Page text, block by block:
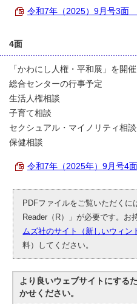
令和7年（2025）9月号3面
4面
「かわにし人権・平和展」を開催
総合センターの行事予定
生活人権相談
子育て相談
セクシュアル・マイノリティ相
保健相談
令和7年（2025年）9月号4
PDFファイルをご覧いただくに
Reader（R）」が必要です。お
ムズ社のサイト（新しいウィン
料）してください。
より良いウェブサイトにする
かせください。